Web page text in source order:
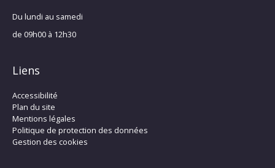
Du lundi au samedi
de 09h00 à 12h30
Liens
Accessibilité
Plan du site
Mentions légales
Politique de protection des données
Gestion des cookies